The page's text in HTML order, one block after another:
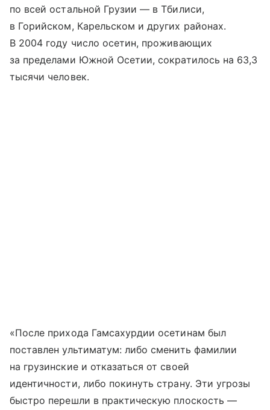
по всей остальной Грузии — в Тбилиси,
в Горийском, Карельском и других районах.
В 2004 году число осетин, проживающих
за пределами Южной Осетии, сократилось на 63,3
тысячи человек.
«После прихода Гамсахурдии осетинам был
поставлен ультиматум: либо сменить фамилии
на грузинские и отказаться от своей
идентичности, либо покинуть страну. Эти угрозы
быстро перешли в практическую плоскость —